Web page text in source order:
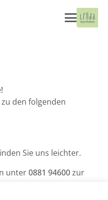
den folgenden
Sie uns leichter.
unter0881 94600zur